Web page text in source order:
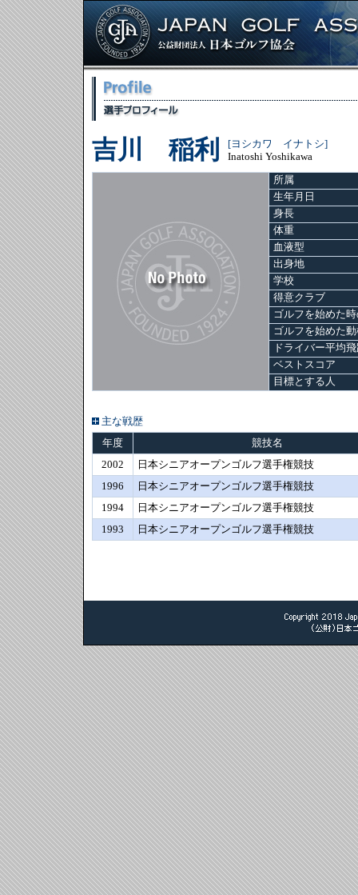
吉川 稲利
[ヨシカワ イナトシ]
Inatoshi Yoshikawa
所属
生年月日
身長
体重
血液型
出身地
学校
得意クラブ
ゴルフを始めた
ゴルフを始めた
ドライバー平均
ベストスコア
目標とする人
主な戦歴
年度
競技名
2002
日本シニアオープンゴルフ選手権競技
1996
日本シニアオープンゴルフ選手権競技
1994
日本シニアオープンゴルフ選手権競技
1993
日本シニアオープンゴルフ選手権競技